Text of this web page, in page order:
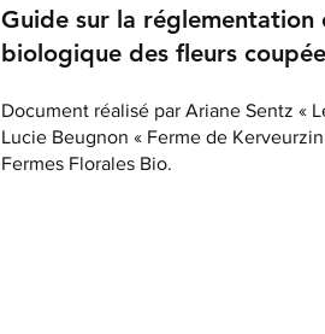
Guide sur la réglementation
biologique des fleurs
Document réalisé par Ariane Sentz «
Lucie Beugnon « Ferme de
Fermes Florales Bio.